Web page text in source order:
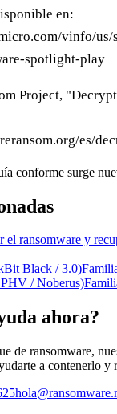
en:
vinfo/us/
spotlight-play
Project,
es/
conforme surge
el ransomware y
Black / 3.0)
/ Noberus)
ahora?
de ransomware,
a contenerlo y